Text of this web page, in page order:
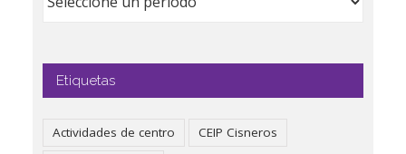
Etiquetas
Actividades de centro
CEIP Cisneros